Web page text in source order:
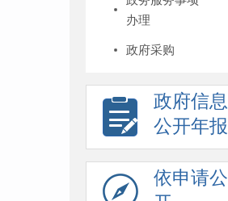
办理
政府采购
政府信息
公开年报
依申请公